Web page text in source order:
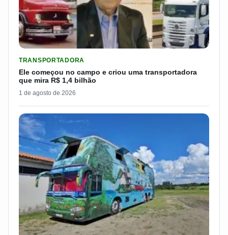
TRANSPORTADORA
Ele começou no campo e criou uma transportadora
que mira R$ 1,4 bilhão
1 de agosto de 2026